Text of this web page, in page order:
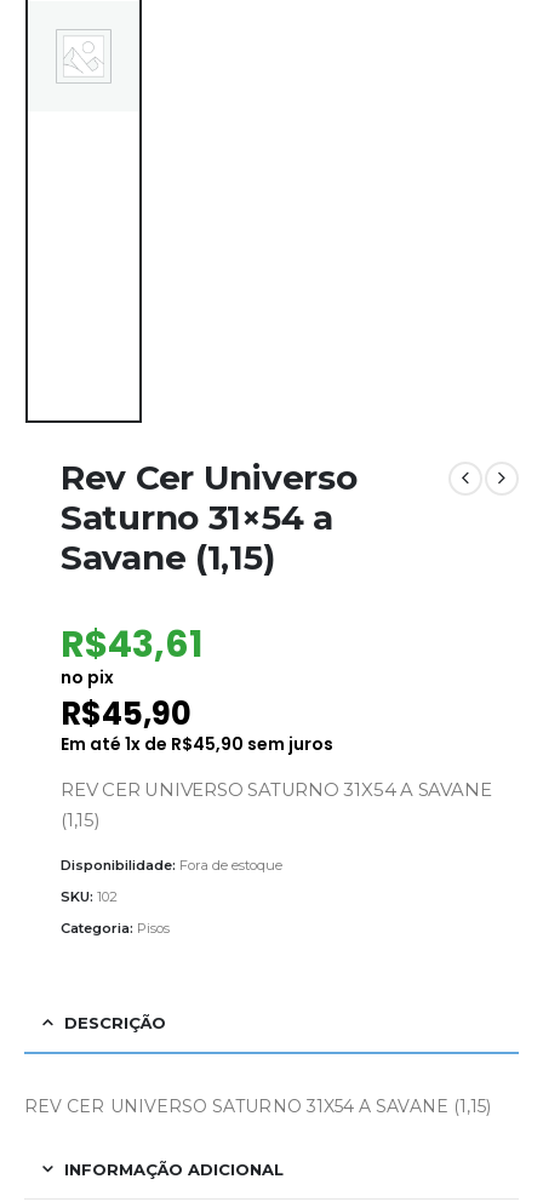
Rev Cer Universo
Saturno 31×54 a
Savane (1,15)
R$43,61
no pix
R$45,90
Em até 1x de R$45,90 sem juros
REV CER UNIVERSO SATURNO 31X54 A SAVANE
(1,15)
Disponibilidade: Fora de estoque
SKU: 102
Categoria: Pisos
DESCRIÇÃO
REV CER UNIVERSO SATURNO 31X54 A SAVANE (1,15)
INFORMAÇÃO ADICIONAL